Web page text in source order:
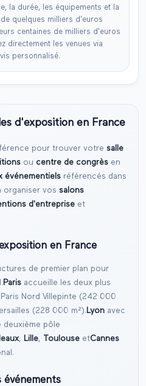
la durée, les équipements et la
quelques milliers d'euros
centaines de milliers d'euros
directement les venues via
personnalisé.
d'exposition en France
pour trouver votre salle
ou centre de congrès en
événementiels référencés dans
organiser vos salons
d'entreprise et
en France
de premier plan pour
Paris accueille les deux plus
Paris Nord Villepinte (242 000
(228 000 m²). Lyon avec
deuxième pôle
, Lille, Toulouse etCannes
événements